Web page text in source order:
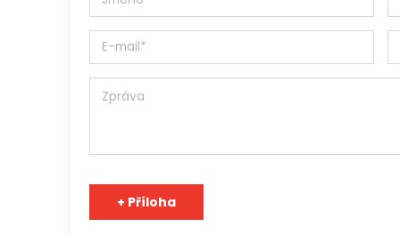
Tým Jobs Contact se těší na spolupráci s Vámi!